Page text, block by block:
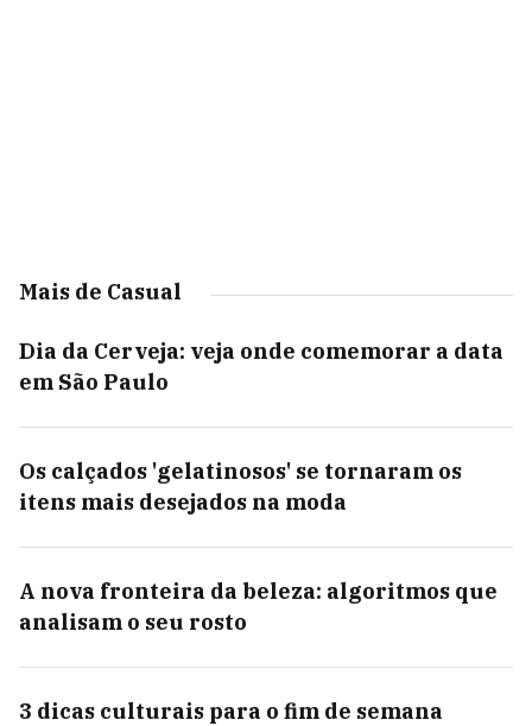
Mais de Casual
Dia da Cerveja: veja onde comemorar a data
em São Paulo
Os calçados 'gelatinosos' se tornaram os
itens mais desejados na moda
A nova fronteira da beleza: algoritmos que
analisam o seu rosto
3 dicas culturais para o fim de semana